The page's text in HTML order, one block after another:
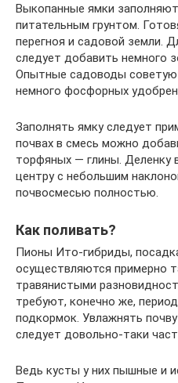
Выкопанные ямки
питательным грунтом.
перегноя и садовой земли.
следует добавить немного
Опытные садоводы
немного фосфорных
Заполнять ямку следует
почвах в смесь можно
торфяных — глины. Деленку
центру с небольшим
почвосмесью полностью.
Как поливать?
Пионы Ито-гибриды,
осуществляются примерно
травянистыми
требуют, конечно же,
подкормок. Увлажнять
следует довольно-таки
Ведь кусты у них пышные и